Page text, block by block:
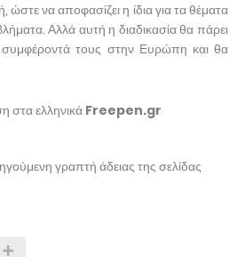
να αποφασίζει η ίδια για τα θέματα
Αλλά αυτή η διαδικασία θα πάρει
τους στην Ευρώπη και θα
στα ελληνικά Freepen.gr
γραπτή άδειας της σελίδας